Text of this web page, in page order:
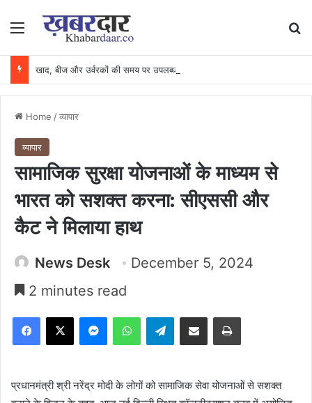
Menu
Home /व्यापार
व्यापार
सामाजिक सुरक्षा योजनाओं के माध्यम से
भारत को सशक्त करना: सीएससी और
कैट ने मिलाया हाथ
News Desk
December 5, 2024
2 minutes read
Facebook
X MessengerWhatsAppTelegramShare via Email Print
प्रधानमंत्री श्री नरेंद्र मोदी के लोगों को सामाजिक सेवा योजनाओं से सशक्त